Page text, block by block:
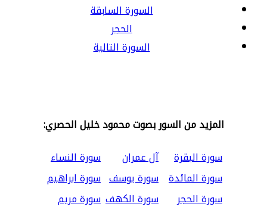
السورة السابقة
الحجر
السورة التالية
المزيد من السور بصوت محمود خليل الحصري:
سورة البقرة
آل عمران
سورة النساء
سورة المائدة سورة يوسف سورة ابراهيم
سورة الحجر
سورة الكهف سورة مريم